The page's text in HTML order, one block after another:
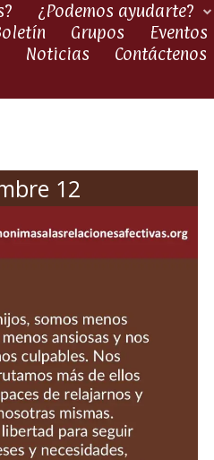
¿Podemos ayudarte?
Grupos
Eventos
Noticias Contáctenos
12